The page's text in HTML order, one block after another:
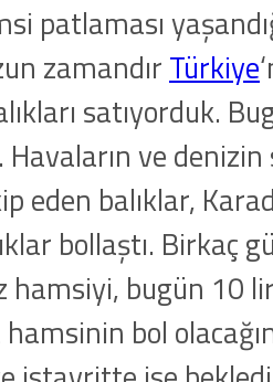
patlaması
zamandır Türkiye
satıyorduk.
ve
eden balıklar,
bollaştı. Birkaç
hamsiyi, bugün 10
bol